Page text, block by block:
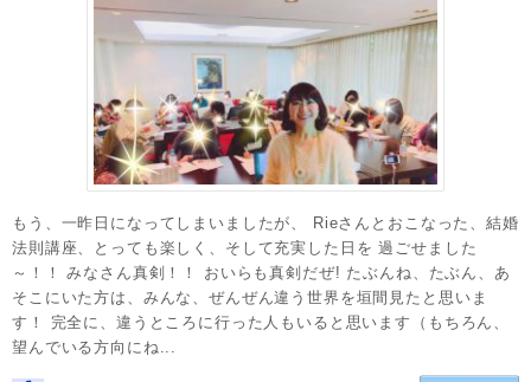
もう、一昨日になってしまいましたが、 Rieさんとおこなった、結婚
法則講座、とっても楽しく、そして充実した日を 過ごせました
～！！ みなさん真剣！！ おいらも真剣だぜ! たぶんね、たぶん、あ
そこにいた方は、みんな、ぜんぜん違う世界を垣間見たと思いま
す！ 完全に、違うところに行った人もいると思います（もちろん、
望んでいる方向にね...